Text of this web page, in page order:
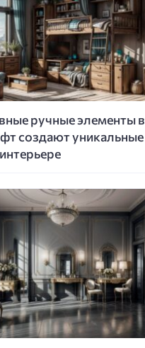
ручные элементы в
создают уникальные